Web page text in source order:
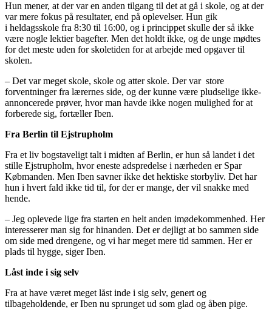
Hun mener, at der var en anden tilgang til det at gå i skole, og at der
var mere fokus på resultater, end på oplevelser. Hun gik
i heldagsskole fra 8:30 til 16:00, og i princippet skulle der så ikke
være nogle lektier bagefter. Men det holdt ikke, og de unge mødtes
for det meste uden for skoletiden for at arbejde med opgaver til
skolen.
– Det var meget skole, skole og atter skole. Der var store
forventninger fra lærernes side, og der kunne være pludselige ikke-
annoncerede prøver, hvor man havde ikke nogen mulighed for at
forberede sig, fortæller Iben.
Fra Berlin til Ejstrupholm
Fra et liv bogstaveligt talt i midten af Berlin, er hun så landet i det
stille Ejstrupholm, hvor eneste adspredelse i nærheden er Spar
Købmanden. Men Iben savner ikke det hektiske storbyliv. Det har
hun i hvert fald ikke tid til, for der er mange, der vil snakke med
hende.
– Jeg oplevede lige fra starten en helt anden imødekommenhed. Her
interesserer man sig for hinanden. Det er dejligt at bo sammen side
om side med drengene, og vi har meget mere tid sammen. Her er
plads til hygge, siger Iben.
Låst inde i sig selv
Fra at have været meget låst inde i sig selv, genert og
tilbageholdende, er Iben nu sprunget ud som glad og åben pige.